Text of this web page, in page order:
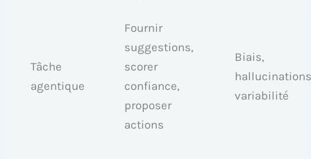
Tâche
agentique
Fournir
suggestions,
scorer
confiance,
proposer
actions
Biais,
variabilité